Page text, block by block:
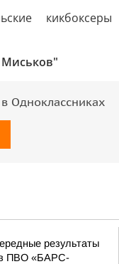
Одноклассниках
результаты
ПВО «БАРС-